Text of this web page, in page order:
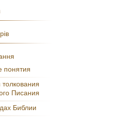
понятия
Писания
Библии